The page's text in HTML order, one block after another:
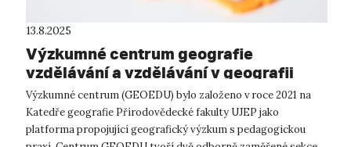
13.8.2025
Výzkumné centrum geografie
vzdělávání a vzdělávání v geografii
Výzkumné centrum (GEOEDU) bylo založeno v roce 2021 na
Katedře geografie Přírodovědecké fakulty UJEP jako
platforma propojující geografický výzkum s pedagogickou